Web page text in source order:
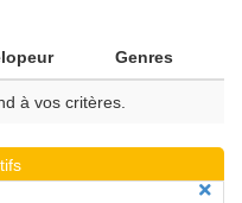
Genres
à vos critères.